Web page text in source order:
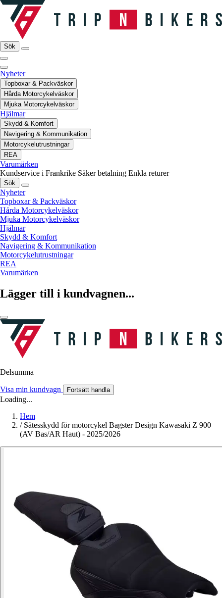
Sök
Nyheter
Topboxar & Packväskor
Hårda Motorcykelväskor
Mjuka Motorcykelväskor
Hjälmar
Skydd & Komfort
Navigering & Kommunikation
Motorcykelutrustningar
REA
Varumärken
Kundservice i Frankrike Säker betalning Enkla returer
Sök
Nyheter
Topboxar & Packväskor
Hårda Motorcykelväskor
Mjuka Motorcykelväskor
Hjälmar
Skydd & Komfort
Navigering & Kommunikation
Motorcykelutrustningar
REA
Varumärken
Lägger till i kundvagnen...
Delsumma
Visa min kundvagn Fortsätt handla
Loading...
Hem
/ Sätesskydd för motorcykel Bagster Design Kawasaki Z 900
(AV Bas/AR Haut) - 2025/2026